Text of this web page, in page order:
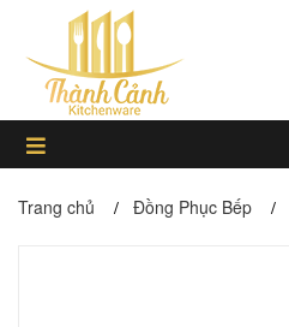
Trang chủ / Đồng Phục Bếp /